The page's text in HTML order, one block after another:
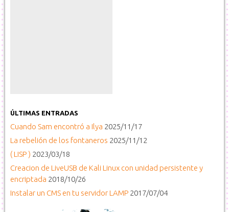
ÚLTIMAS ENTRADAS
Cuando Sam encontró a Ilya 2025/11/17
La rebelión de los fontaneros 2025/11/12
( LISP ) 2023/03/18
Creacion de LiveUSB de Kali Linux con unidad persistente y
encriptada 2018/10/26
Instalar un CMS en tu servidor LAMP 2017/07/04